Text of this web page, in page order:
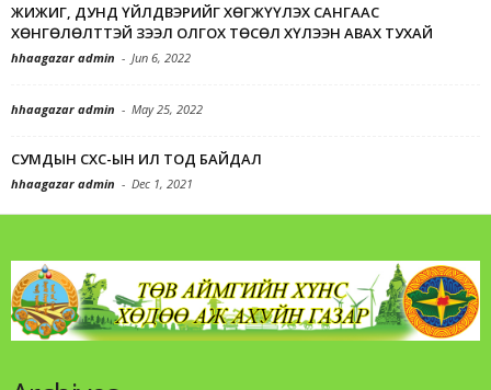
ЖИЖИГ, ДУНД ҮЙЛДВЭРИЙГ ХӨГЖҮҮЛЭХ САНГААС
ХӨНГӨЛӨЛТТЭЙ ЗЭЭЛ ОЛГОХ ТӨСӨЛ ХҮЛЭЭН АВАХ ТУХАЙ
hhaagazar admin - Jun 6, 2022
hhaagazar admin - May 25, 2022
СУМДЫН СХС-ЫН ИЛ ТОД БАЙДАЛ
hhaagazar admin - Dec 1, 2021